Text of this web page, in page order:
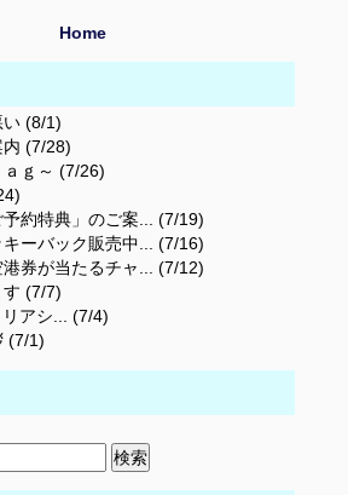
Home
(8/1)
内 (7/28)
ａｇ～ (7/26)
予約特典」のご案... (7/19)
ーバック販売中... (7/16)
券が当たるチャ... (7/12)
す (7/7)
アシ... (7/4)
(7/1)